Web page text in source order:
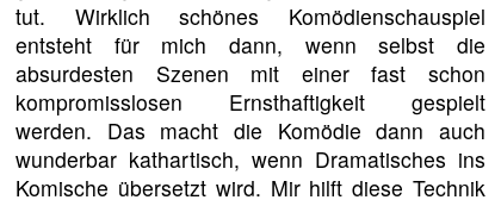
tut. Wirklich schönes Komödienschauspiel
entsteht für mich dann, wenn selbst die
absurdesten Szenen mit einer fast schon
kompromisslosen Ernsthaftigkeit gespielt
werden. Das macht die Komödie dann auch
wunderbar kathartisch, wenn Dramatisches ins
Komische übersetzt wird. Mir hilft diese Technik